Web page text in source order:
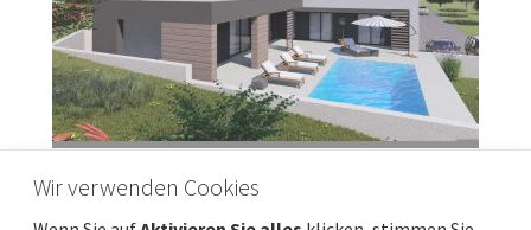
Wir verwenden Cookies